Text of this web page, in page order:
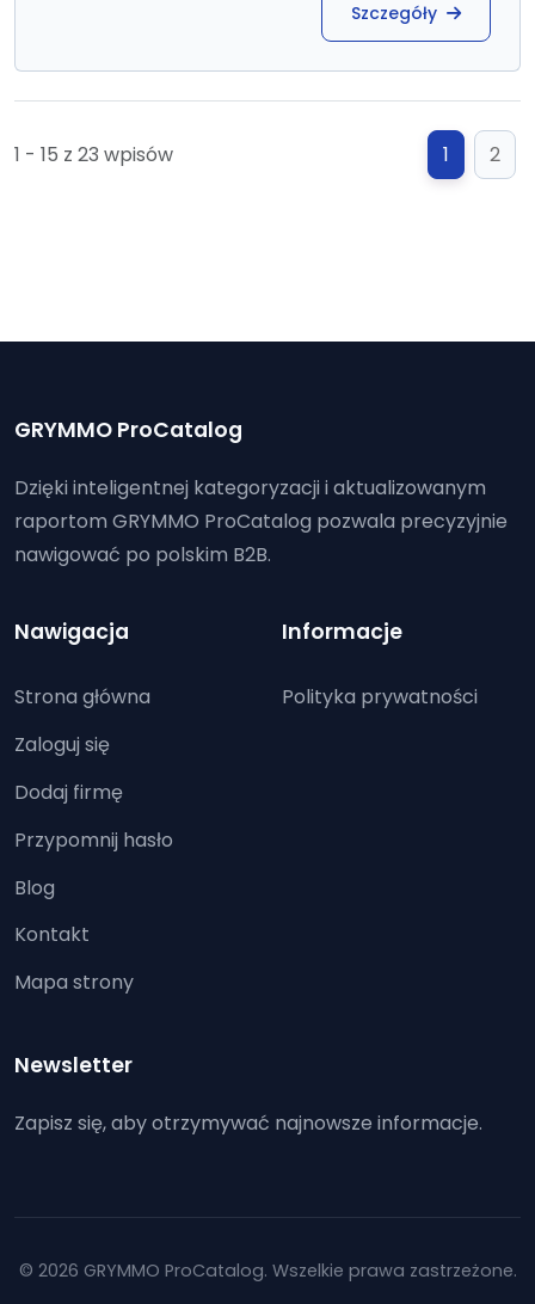
Szczegóły
1 - 15 z 23 wpisów 1 2
GRYMMO ProCatalog
Dzięki inteligentnej kategoryzacji i aktualizowanym
raportom GRYMMO ProCatalog pozwala precyzyjnie
nawigować po polskim B2B.
Nawigacja
Strona główna
Zaloguj się
Dodaj firmę
Przypomnij hasło
Blog
Kontakt
Mapa strony
Informacje
Polityka prywatności
Newsletter
Zapisz się, aby otrzymywać najnowsze informacje.
© 2026 GRYMMO ProCatalog. Wszelkie prawa zastrzeżone.